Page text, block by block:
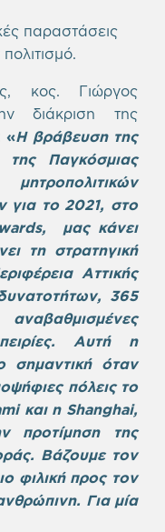
παραστάσεις
κος. Γιώργος
διάκριση της
«Η βράβευση της
Παγκόσμιας
για το 2021, στο
μας κάνει
τη στρατηγική
Αττικής
365
Αυτή η
σημαντική όταν
πόλεις το
και η Shanghai,
προτίμηση της
Βάζουμε τον
φιλική προς τον
Για μία